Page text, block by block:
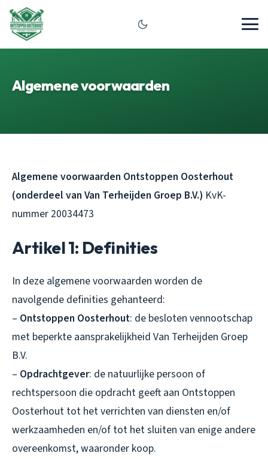
Algemene voorwaarden
Algemene voorwaarden Ontstoppen Oosterhout
(onderdeel van Van Terheijden Groep B.V.) KvK-
nummer 20034473
Artikel 1: Definities
In deze algemene voorwaarden worden de
navolgende definities gehanteerd:
– Ontstoppen Oosterhout: de besloten vennootschap
met beperkte aansprakelijkheid Van Terheijden Groep
B.V.
– Opdrachtgever: de natuurlijke persoon of
rechtspersoon die opdracht geeft aan Ontstoppen
Oosterhout tot het verrichten van diensten en/of
werkzaamheden en/of tot het sluiten van enige andere
overeenkomst, waaronder koop.